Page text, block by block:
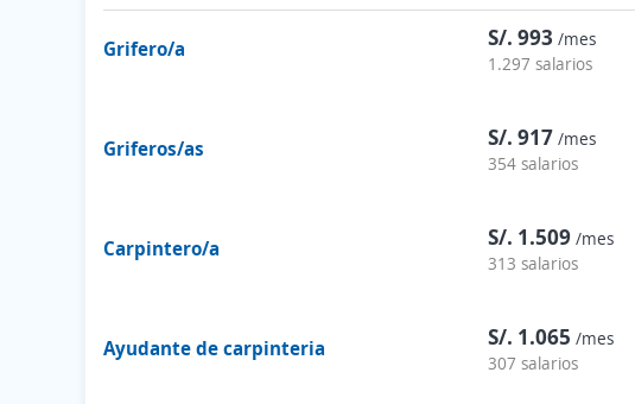
Grifero/a S/. 993 /mes
1.297 salarios
Griferos/as S/. 917 /mes
354 salarios
Carpintero/a S/. 1.509 /mes
313 salarios
Ayudante de carpinteria S/. 1.065 /mes
307 salarios